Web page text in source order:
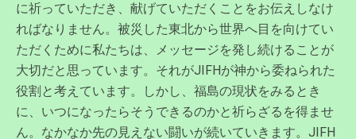
に祈っていただき、献げていただくことをお伝えしなけ
ればなりません。被災した東北から世界へ目を向けてい
ただくために私たちは、メッセージを発し続けることが
大切だと思っています。それがJIFHが神から委ねられた
役割と考えています。しかし、福島の現状をみるとき
に、いつになったらそうできるのかと祈らざるを得ませ
ん。なかなか先の見えない闘いが続いていきます。JIFH